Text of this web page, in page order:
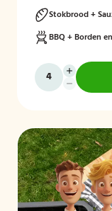
Stokbrood +
BBQ + Borden